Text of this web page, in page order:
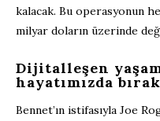
kalacak. Bu operasyonun
milyar doların üzerinde
Dijitalleşen
hayatımızda
Bennet’ın istifasıyla Joe